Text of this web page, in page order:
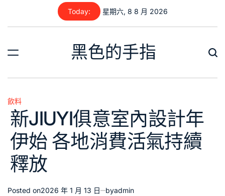
content
Today: 星期六, 8 8 月 2026
黑色的手指
Posted
in
飲料
新JIUYI俱意室內設計年
伊始 各地消費活氣持續
釋放
Posted on2026 年 1 月 13 日 byadmin